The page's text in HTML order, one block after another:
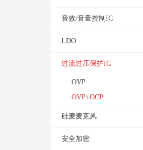
音效/音量控制IC
LDO
过流过压保护IC
OVP
OVP+OCP
硅麦麦克风
安全加密